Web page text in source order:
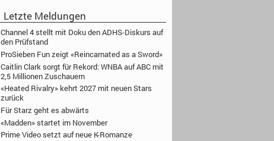
Letzte Meldungen
Channel 4 stellt mit Doku den ADHS-Diskurs auf
den Prüfstand
ProSieben Fun zeigt «Reincarnated as a Sword»
Caitlin Clark sorgt für Rekord: WNBA auf ABC mit
2,5 Millionen Zuschauern
«Heated Rivalry» kehrt 2027 mit neuen Stars
zurück
Für Starz geht es abwärts
«Madden» startet im November
Prime Video setzt auf neue K-Romanze